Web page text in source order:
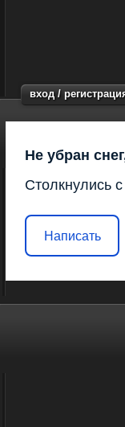
вход /
Не убран
Столкнулись
Написать